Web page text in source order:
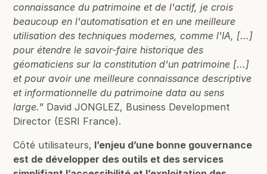
connaissance du patrimoine et de l'actif, je crois
beaucoup en l'automatisation et en une meilleure
utilisation des techniques modernes, comme l'IA, [...]
pour étendre le savoir-faire historique des
géomaticiens sur la constitution d'un patrimoine [...]
et pour avoir une meilleure connaissance descriptive
et informationnelle du patrimoine data au sens
large.” David JONGLEZ, Business Development
Director (ESRI France).
Côté utilisateurs, l’enjeu d’une bonne gouvernance
est de développer des outils et des services